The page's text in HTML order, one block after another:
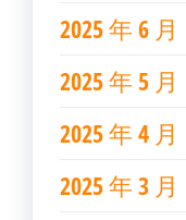
2025 年 6 月
2025 年 5 月
2025 年 4 月
2025 年 3 月